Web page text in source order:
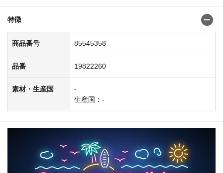
特徴
商品番号 85545358
品番 19822260
素材・生産国
-
生産国：-